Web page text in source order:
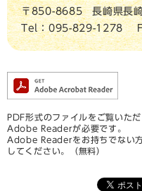
〒850-8685
長崎県長
Tel：095-829-1278
PDF形式のファイルをご覧いた
Adobe Readerが必要です。
Adobe Readerをお持ちでない
してください。（無料）